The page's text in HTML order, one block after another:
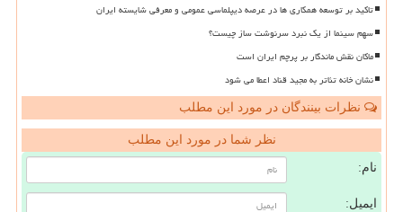
تاکید بر توسعه همکاری ها در عرصه دیپلماسی عمومی و معرفی شایسته ایران
سهم سینما از یک نبرد سرنوشت ساز چیست؟
ماکان نقش ماندگار بر پرچم ایران است
نشان خانه تئاتر به مجید قناد اعطا می شود
نظرات بینندگان در مورد این مطلب
نظر شما در مورد این مطلب
نام:
ایمیل: